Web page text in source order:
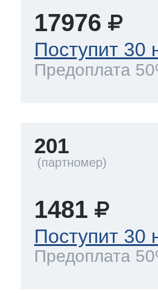
17976
Поступит 30
Предоплата
201
1481
Поступит 30
Предоплата